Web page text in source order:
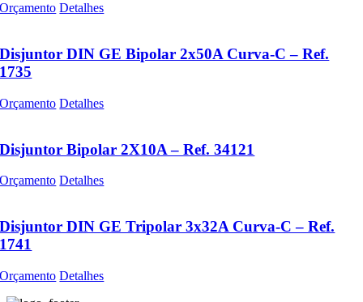
Orçamento Detalhes
Disjuntor DIN GE Bipolar 2x50A Curva-C – Ref.
1735
Orçamento Detalhes
Disjuntor Bipolar 2X10A – Ref. 34121
Orçamento Detalhes
Disjuntor DIN GE Tripolar 3x32A Curva-C – Ref.
1741
Orçamento Detalhes